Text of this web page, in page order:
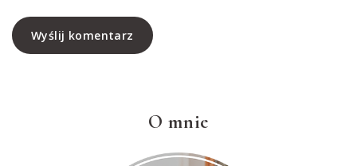
Wyślij komentarz
O mnie